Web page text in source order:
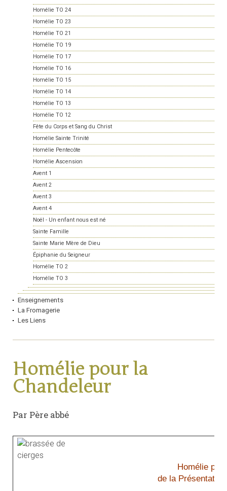
Homélie TO 24
Homélie TO 23
Homélie TO 21
Homélie TO 19
Homélie TO 17
Homélie TO 16
Homélie TO 15
Homélie TO 14
Homélie TO 13
Homélie TO 12
Fête du Corps et Sang du Christ
Homélie Sainte Trinité
Homélie Pentecôte
Homélie Ascension
Avent 1
Avent 2
Avent 3
Avent 4
Noël - Un enfant nous est né
Sainte Famille
Sainte Marie Mère de Dieu
Épiphanie du Seigneur
Homélie TO 2
Homélie TO 3
Enseignements
La Fromagerie
Les Liens
Homélie pour la
Chandeleur
Par Père abbé
Homélie
de la